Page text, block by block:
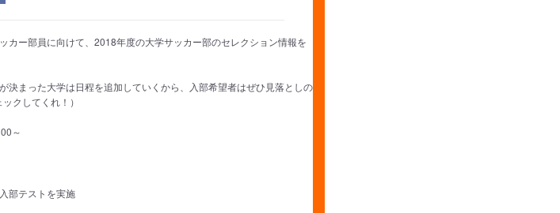
カー部員に向けて、2018年度の大学サッカー部のセレクション情報を
決まった大学は日程を追加していくから、入部希望者はぜひ見落としの
クしてくれ！）
～
部テストを実施